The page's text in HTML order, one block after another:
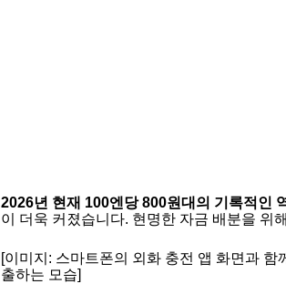
2026년 현재 100엔당 800원대의 기록적인
이 더욱 커졌습니다. 현명한 자금 배분을 위해
[이미지: 스마트폰의 외화 충전 앱 화면과
출하는 모습]